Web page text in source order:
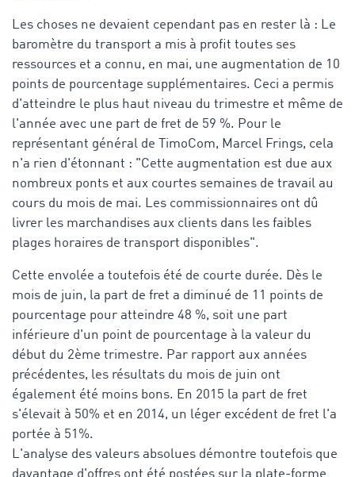
Les choses ne devaient cependant pas en rester là : Le
baromètre du transport a mis à profit toutes ses
ressources et a connu, en mai, une augmentation de 10
points de pourcentage supplémentaires. Ceci a permis
d'atteindre le plus haut niveau du trimestre et même de
l'année avec une part de fret de 59 %. Pour le
représentant général de TimoCom, Marcel Frings, cela
n'a rien d'étonnant : "Cette augmentation est due aux
nombreux ponts et aux courtes semaines de travail au
cours du mois de mai. Les commissionnaires ont dû
livrer les marchandises aux clients dans les faibles
plages horaires de transport disponibles".
Cette envolée a toutefois été de courte durée. Dès le
mois de juin, la part de fret a diminué de 11 points de
pourcentage pour atteindre 48 %, soit une part
inférieure d'un point de pourcentage à la valeur du
début du 2ème trimestre. Par rapport aux années
précédentes, les résultats du mois de juin ont
également été moins bons. En 2015 la part de fret
s'élevait à 50% et en 2014, un léger excédent de fret l'a
portée à 51%.
L'analyse des valeurs absolues démontre toutefois que
davantage d'offres ont été postées sur la plate-forme